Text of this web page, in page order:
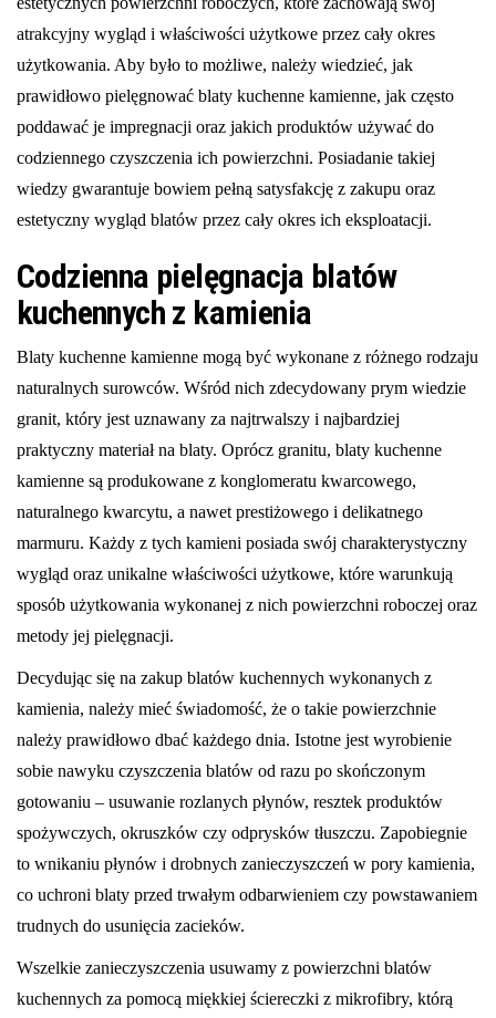
atrakcyjny wygląd i właściwości użytkowe przez cały okres
użytkowania. Aby było to możliwe, należy wiedzieć, jak
prawidłowo pielęgnować blaty kuchenne kamienne, jak często
poddawać je impregnacji oraz jakich produktów używać do
codziennego czyszczenia ich powierzchni. Posiadanie takiej
wiedzy gwarantuje bowiem pełną satysfakcję z zakupu oraz
estetyczny wygląd blatów przez cały okres ich eksploatacji.
Codzienna pielęgnacja blatów
kuchennych z kamienia
Blaty kuchenne kamienne mogą być wykonane z różnego rodzaju
naturalnych surowców. Wśród nich zdecydowany prym wiedzie
granit, który jest uznawany za najtrwalszy i najbardziej
praktyczny materiał na blaty. Oprócz granitu, blaty kuchenne
kamienne są produkowane z konglomeratu kwarcowego,
naturalnego kwarcytu, a nawet prestiżowego i delikatnego
marmuru. Każdy z tych kamieni posiada swój charakterystyczny
wygląd oraz unikalne właściwości użytkowe, które warunkują
sposób użytkowania wykonanej z nich powierzchni roboczej oraz
metody jej pielęgnacji.
Decydując się na zakup blatów kuchennych wykonanych z
kamienia, należy mieć świadomość, że o takie powierzchnie
należy prawidłowo dbać każdego dnia. Istotne jest wyrobienie
sobie nawyku czyszczenia blatów od razu po skończonym
gotowaniu – usuwanie rozlanych płynów, resztek produktów
spożywczych, okruszków czy odprysków tłuszczu. Zapobiegnie
to wnikaniu płynów i drobnych zanieczyszczeń w pory kamienia,
co uchroni blaty przed trwałym odbarwieniem czy powstawaniem
trudnych do usunięcia zacieków.
Wszelkie zanieczyszczenia usuwamy z powierzchni blatów
kuchennych za pomocą miękkiej ściereczki z mikrofibry, którą